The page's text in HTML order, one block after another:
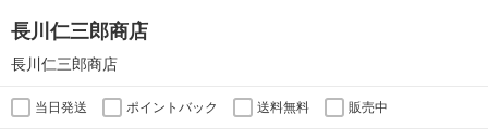
長川仁三郎商店
長川仁三郎商店
当日発送 ポイントバック 送料無料 販売中